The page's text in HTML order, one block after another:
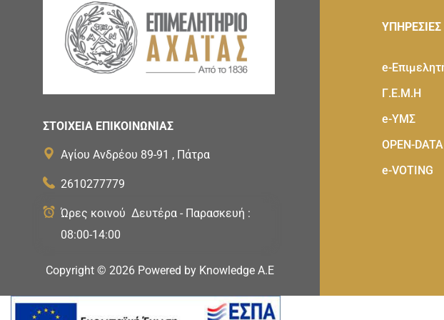
ΣΤΟΙΧΕΙΑ ΕΠΙΚΟΙΝΩΝΙΑΣ
Αγίου Ανδρέου 89-91 , Πάτρα
2610277779
Ώρες κοινού Δευτέρα - Παρασκευή :
08:00-14:00
Copyright © 2026 Powered by Knowledge A.E
ΥΠΗΡΕΣΙΕΣ
e-
Γ.Ε.Μ.Η
e-ΥΜΣ
OPEN-DATA
e-VOTING